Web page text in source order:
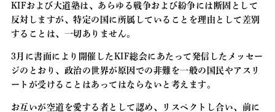
KIFおよび大道塾は、あらゆる戦争および紛争には断固として
反対しますが、特定の国に所属していることを理由として差別
することは、一切ありません。
3 月に書面により開催したKIF総会にあたって発信したメッセー
ジのとおり、政治の世界が原因での非難を一般の国民やアスリ
ートが受けることはあってはならないと考えます。
お互いが空道を愛する者として認め、リスペクトし合い、前に